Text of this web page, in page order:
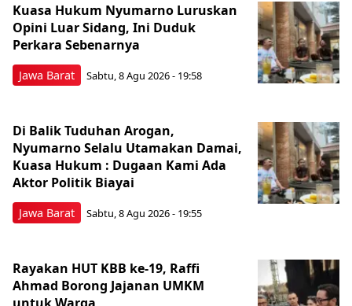
Jawa Barat
Kuasa Hukum Nyumarno Luruskan
Opini Luar Sidang, Ini Duduk
Perkara Sebenarnya ​
Sabtu, 8 Agu 2026 - 19:58
Jawa Barat
Di Balik Tuduhan Arogan,
Nyumarno Selalu Utamakan Damai,
Kuasa Hukum : Dugaan Kami Ada
Aktor Politik Biayai
Sabtu, 8 Agu 2026 - 19:55
Rayakan HUT KBB ke-19, Raffi
Ahmad Borong Jajanan UMKM